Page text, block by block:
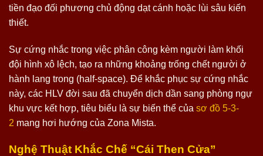
tiền đạo đối phương chủ động dạt cánh hoặc lùi sâu kiến
thiết.
Sự cứng nhắc trong việc phân công kèm người làm khối
đội hình xô lệch, tạo ra những khoảng trống chết người ở
hành lang trong (half-space). Để khắc phục sự cứng nhắc
này, các HLV đời sau đã chuyển dịch dần sang phòng ngự
khu vực kết hợp, tiêu biểu là sự biến thể của sơ đồ 5-3-
2 mang hơi hướng của Zona Mista.
Nghệ Thuật Khắc Chế “Cái Then Cửa”